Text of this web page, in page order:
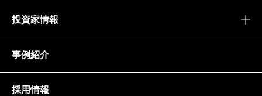
投資家情報
事例紹介
採用情報